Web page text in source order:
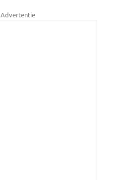
Advertentie